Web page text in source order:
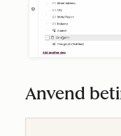
Anvend